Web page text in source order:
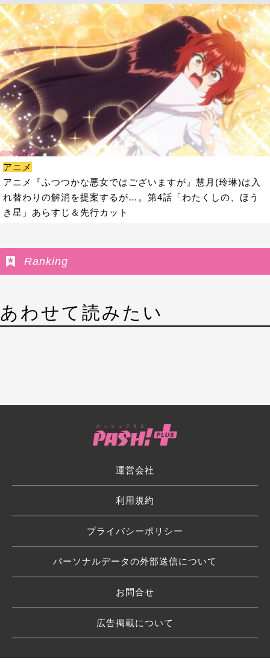
アニメ
アニメ『ふつつかな悪女ではございますが』慧月(玲琳)は入
れ替わりの解消を提案するが…。第4話「わたくしの、ほう
き星」あらすじ＆先行カット
Ranking
あわせて読みたい
運営会社
利用規約
プライバシーポリシー
パーソナルデータの外部送信について
お問合せ
広告掲載について